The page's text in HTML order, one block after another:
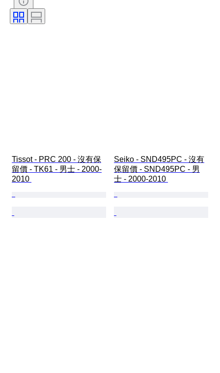
顏色
物品尺碼
Tissot - PRC 200 - 沒有保
留價 - TK61 - 男士 - 2000-
2010
Seiko - SND495PC - 沒有
保留價 - SND495PC - 男
士 - 2000-2010